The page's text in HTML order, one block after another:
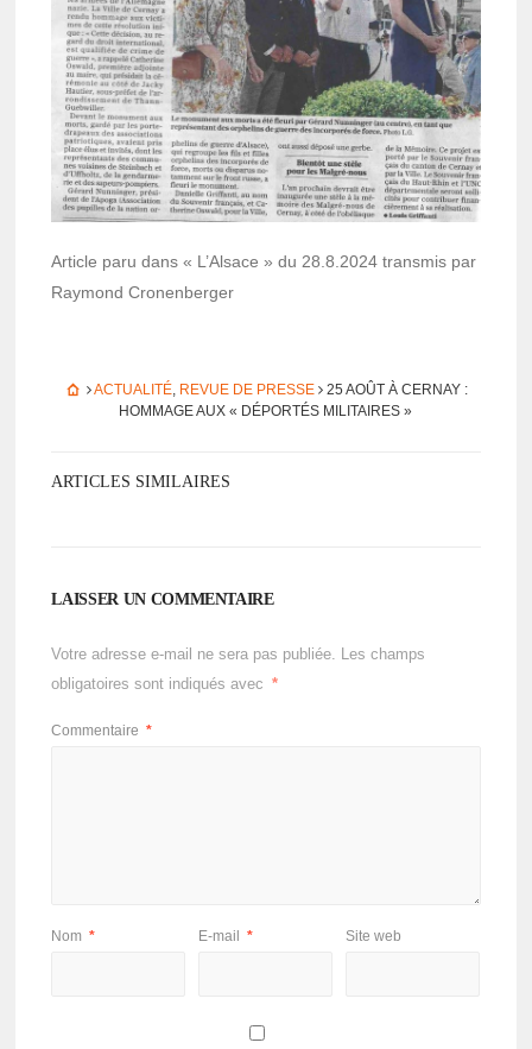
Article paru dans « L’Al­sace » du 28.8.2024 trans­mis par
Raymond Cronen­ber­ger
ACTUALITÉ, REVUE DE PRESSE
25 AOÛT À CERNAY :
HOMMAGE AUX « DÉPOR­TÉS MILI­TAIRES »
ARTICLES SIMILAIRES
LAISSER UN COMMENTAIRE
Votre adresse e-mail ne sera pas publiée. Les champs
obligatoires sont indiqués avec
*
Commentaire *
Nom * E-mail * Site web